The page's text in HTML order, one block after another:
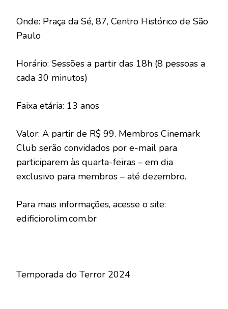
Onde: Praça da Sé, 87, Centro Histórico de São
Paulo
Horário: Sessões a partir das 18h (8 pessoas a
cada 30 minutos)
Faixa etária: 13 anos
Valor: A partir de R$ 99. Membros Cinemark
Club serão convidados por e-mail para
participarem às quarta-feiras – em dia
exclusivo para membros – até dezembro.
Para mais informações, acesse o site:
edificiorolim.com.br
Temporada do Terror 2024